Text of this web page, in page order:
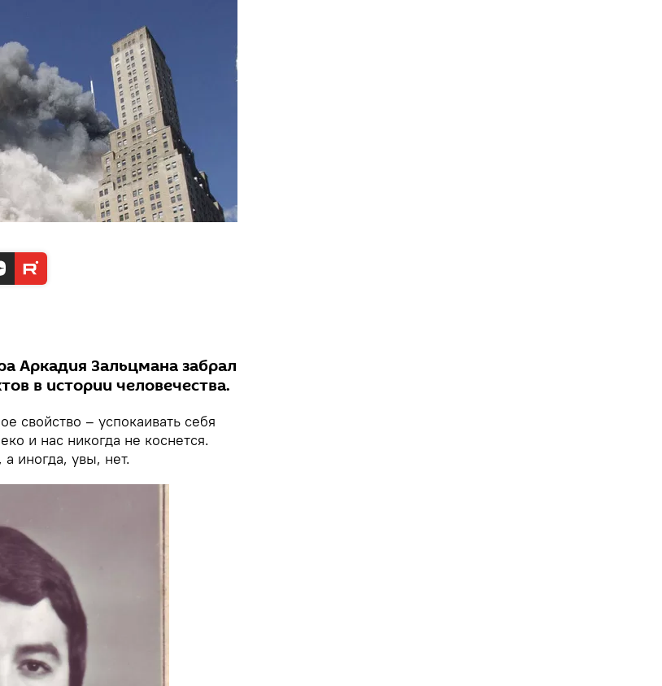
Аркадия Зальцмана забрал
в истории человечества.
свойство – успокаивать себя
и нас никогда не коснется.
иногда, увы, нет.